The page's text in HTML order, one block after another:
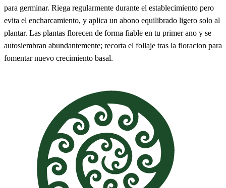
para germinar. Riega regularmente durante el establecimiento pero
evita el encharcamiento, y aplica un abono equilibrado ligero solo al
plantar. Las plantas florecen de forma fiable en tu primer ano y se
autosiembran abundantemente; recorta el follaje tras la floracion para
fomentar nuevo crecimiento basal.